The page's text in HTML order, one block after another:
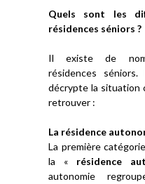
Quels sont les
résidences séniors ?
Il existe de
résidences
décrypte la situation
retrouver :
La résidence
La première
la « résidence
autonomie